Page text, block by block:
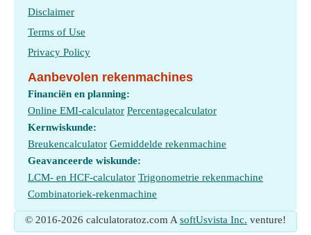
Disclaimer
Terms of Use
Privacy Policy
Aanbevolen rekenmachines
Financiën en planning:
Online EMI-calculator Percentagecalculator
Kernwiskunde:
Breukencalculator Gemiddelde rekenmachine
Geavanceerde wiskunde:
LCM- en HCF-calculator Trigonometrie rekenmachine
Combinatoriek-rekenmachine
© 2016-2026 calculatoratoz.com A softUsvista Inc. venture!